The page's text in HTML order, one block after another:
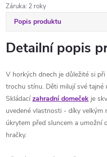
Záruka: 2 roky
Popis produktu
Detailní popis
V horkých dnech je důležité si
trochu stínu. Děti milují své tajné
Skládacízahradní domeček je
uvedené vlastnosti - díky velkým
úkrytem před sluncem a umožní
hračky.